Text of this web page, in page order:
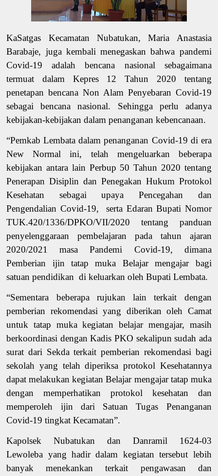
KaSatgas Kecamatan Nubatukan, Maria Anastasia
Barabaje, juga kembali menegaskan bahwa pandemi
Covid-19 adalah bencana nasional sebagaimana
termuat dalam Kepres 12 Tahun 2020 tentang
penetapan bencana Non Alam Penyebaran Covid-19
sebagai bencana nasional. Sehingga perlu adanya
kebijakan-kebijakan dalam penanganan kebencanaan.
“Pemkab Lembata dalam penanganan Covid-19 di era
New Normal ini, telah mengeluarkan beberapa
kebijakan antara lain Perbup 50 Tahun 2020 tentang
Penerapan Disiplin dan Penegakan Hukum Protokol
Kesehatan sebagai upaya Pencegahan dan
Pengendalian Covid-19, serta Edaran Bupati Nomor
TUK.420/1336/DPKO/VII/2020 tentang panduan
penyelenggaraan pembelajaran pada tahun ajaran
2020/2021 masa Pandemi Covid-19, dimana
Pemberian ijin tatap muka Belajar mengajar bagi
satuan pendidikan di keluarkan oleh Bupati Lembata.
“Sementara beberapa rujukan lain terkait dengan
pemberian rekomendasi yang diberikan oleh Camat
untuk tatap muka kegiatan belajar mengajar, masih
berkoordinasi dengan Kadis PKO sekalipun sudah ada
surat dari Sekda terkait pemberian rekomendasi bagi
sekolah yang telah diperiksa protokol Kesehatannya
dapat melakukan kegiatan Belajar mengajar tatap muka
dengan memperhatikan protokol kesehatan dan
memperoleh ijin dari Satuan Tugas Penanganan
Covid-19 tingkat Kecamatan”.
Kapolsek Nubatukan dan Danramil 1624-03
Lewoleba yang hadir dalam kegiatan tersebut lebih
banyak menekankan terkait pengawasan dan